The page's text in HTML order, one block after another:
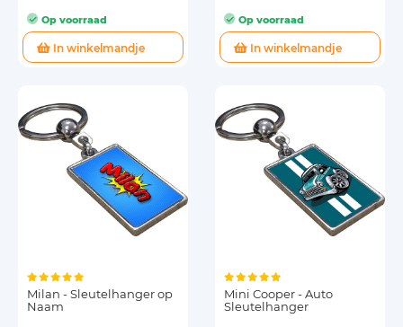
Op voorraad
In winkelmandje
Op voorraad
In winkelmandje
Milan - Sleutelhanger op
Naam
Mini Cooper - Auto
Sleutelhanger